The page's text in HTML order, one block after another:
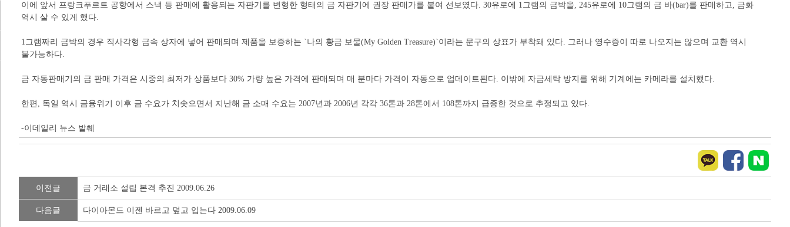
이에 앞서 프랑크푸르트 공항에서 스낵 등 판매에 활용되는 자판기를 변형한 형태의 금 자판기에 권장 판매가를 붙여 선보였다. 30유로에 1그램의 금박을, 245유로에 10그램의 금 바(bar)를 판매하고, 금화
역시 살 수 있게 했다.
1그램짜리 금박의 경우 직사각형 금속 상자에 넣어 판매되며 제품을 보증하는 `나의 황금 보물(My Golden Treasure)`이라는 문구의 상표가 부착돼 있다. 그러나 영수증이 따로 나오지는 않으며 교환 역시
불가능하다.
금 자동판매기의 금 판매 가격은 시중의 최저가 상품보다 30% 가량 높은 가격에 판매되며 매 분마다 가격이 자동으로 업데이트된다. 이밖에 자금세탁 방지를 위해 기계에는 카메라를 설치했다.
한편, 독일 역시 금융위기 이후 금 수요가 치솟으면서 지난해 금 소매 수요는 2007년과 2006년 각각 36톤과 28톤에서 108톤까지 급증한 것으로 추정되고 있다.
-이데일리 뉴스 발췌
이전글 금 거래소 설립 본격 추진 2009.06.26
다음글 다이아몬드 이젠 바르고 덮고 입는다 2009.06.09